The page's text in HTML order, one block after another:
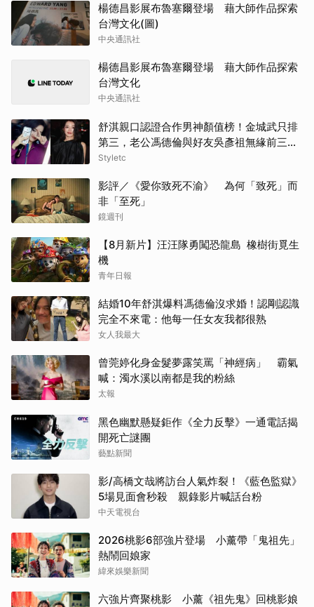
楊德昌影展布魯塞爾登場 藉大師作品探索
台灣文化(圖)
中央通訊社
楊德昌影展布魯塞爾登場 藉大師作品探索
台灣文化
中央通訊社
舒淇親口認證合作男神顏值榜！金城武只排
第三，老公馮德倫與好友吳彥祖無緣前三笑
翻網友
Styletc
影評／《愛你致死不渝》 為何「致死」而
非「至死」
鏡週刊
【8月新片】汪汪隊勇闖恐龍島 橡樹街覓生
機
青年日報
結婚10年舒淇爆料馮德倫沒求婚！認剛認識
完全不來電：他每一任女友我都很熟
女人我最大
曾莞婷化身金髮夢露笑罵「神經病」 霸氣
喊：濁水溪以南都是我的粉絲
太報
黑色幽默懸疑鉅作《全力反擊》一通電話揭
開死亡謎團
藝點新聞
影/高橋文哉將訪台人氣炸裂！《藍色監獄》
5場見面會秒殺 親錄影片喊話台粉
中天電視台
2026桃影6部強片登場 小薰帶「鬼祖先」
熱鬧回娘家
緯來娛樂新聞
六強片齊聚桃影 小薰《祖先鬼》回桃影娘